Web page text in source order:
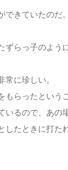
きていたのだ。
らっ子のよう
に珍しい。
らったという
るので、あの
たときに打た